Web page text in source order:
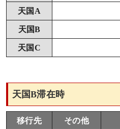
天国A
天国B
天国C
天国B滞在時
移行先 その他